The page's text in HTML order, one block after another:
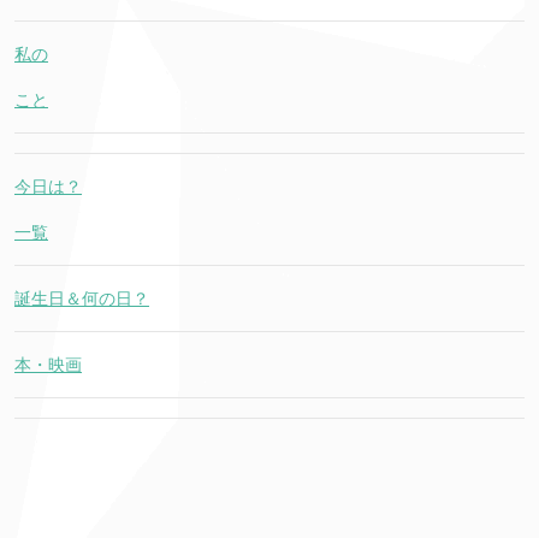
私の
こと
今日は？
一覧
誕生日＆何の日？
本・映画